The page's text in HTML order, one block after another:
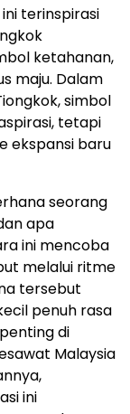
terinspirasi
ketahanan,
maju. Dalam
simbol
tetapi
ekspansi baru
seorang
apa
ini mencoba
melalui ritme
tersebut
penuh rasa
di
Malaysia
ini